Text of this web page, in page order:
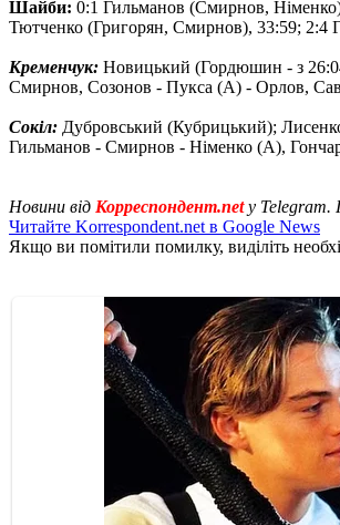
Шайби: 0:1 Гильманов (Смирнов,
Тютченко (Григорян, Смирнов), 33:59; 2:4
Кременчук: Новицький (Гордюшин - з
Смирнов, Созонов - Пукса (А) - Орлов,
Сокіл: Дубровський (Кубрицький);
Гильманов - Смирнов - Німенко (А),
Новини від Корреспондент.netу Telegram.
Читайте Korrespondent.net в Google News
Якщо ви помітили помилку, виділіть